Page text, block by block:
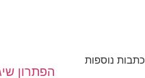
כתבות נוספות
הפתרון